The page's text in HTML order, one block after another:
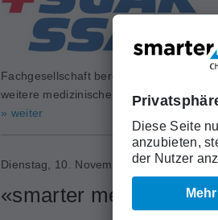
Fachgesellschaft bereits eine Top-5-
weitere medizinische Fachgesellschaft
» weiter
Dienstag, 10. November 2020
«smarter medicine»: